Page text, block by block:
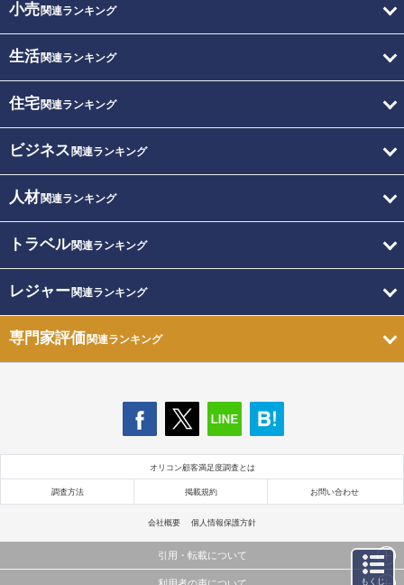
小売関連ランキング
生活関連ランキング
住宅関連ランキング
ビジネス 関連ランキング
人材関連ランキング
トラベル関連ランキング
レジャー関連ランキング
専門家評価関連ランキング
オリコン顧客満足度調査とは
調査方法 掲載規約 お問い合わせ
会社概要 個人情報保護方針
引用・転載について
もくじ